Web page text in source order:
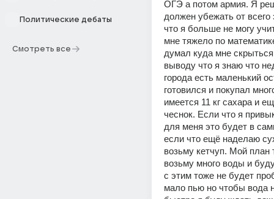
Политические дебаты
Смотреть все
ОГЭ а потом армия. Я
должен убежать от всего
что я больше не могу
мне тяжело по
думал куда мне
выводу что я знаю что
города есть маленький
готовился и покупал
имеется 11 кг сахара и
чеснок. Если что я
для меня это будет в
если что ещё наделаю
возьму кетчуп. Мой план
возьму много воды и
с этим тоже не будет
мало пью но чтобы вода